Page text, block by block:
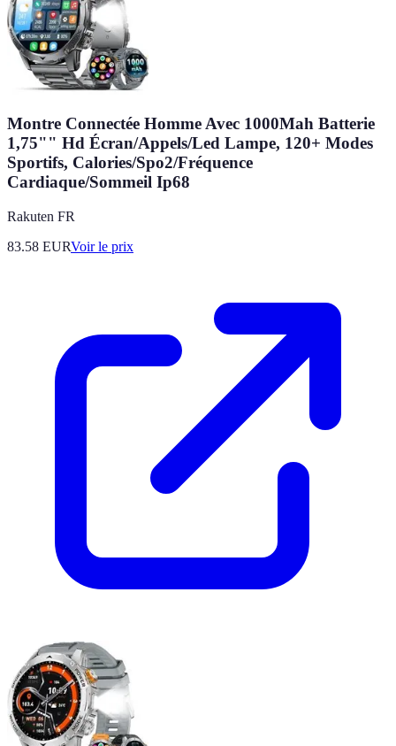
Montre Connectée Homme Avec 1000Mah Batterie
1,75"" Hd Écran/Appels/Led Lampe, 120+ Modes
Sportifs, Calories/Spo2/Fréquence
Cardiaque/Sommeil Ip68
Rakuten FR
83.58 EURVoir le prix